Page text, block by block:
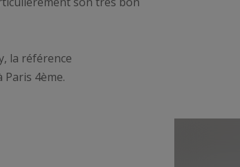
la référence
4ème.